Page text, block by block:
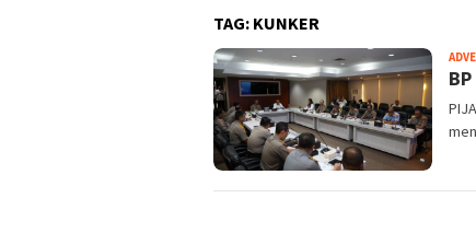
TAG: KUNKER